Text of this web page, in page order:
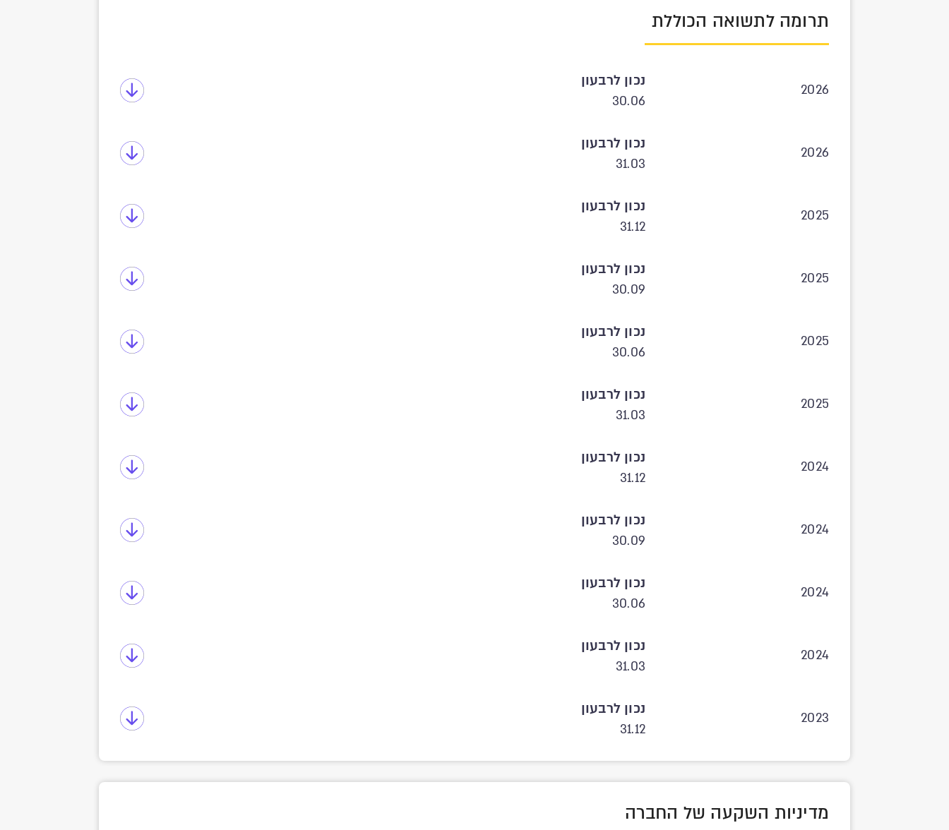
תרומה לתשואה הכוללת
2026
נכון לרבעון
30.06
2026
נכון לרבעון
31.03
2025
נכון לרבעון
31.12
2025
נכון לרבעון
30.09
2025
נכון לרבעון
30.06
2025
נכון לרבעון
31.03
2024
נכון לרבעון
31.12
2024
נכון לרבעון
30.09
2024
נכון לרבעון
30.06
2024
נכון לרבעון
31.03
2023
נכון לרבעון
31.12
מדיניות השקעה של החברה